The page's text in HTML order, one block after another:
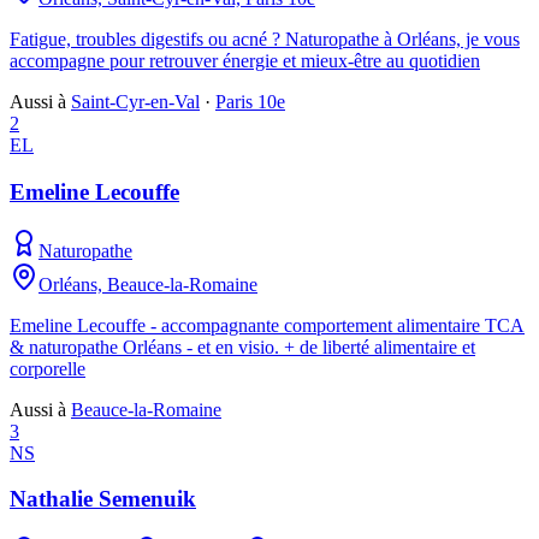
Fatigue, troubles digestifs ou acné ? Naturopathe à Orléans, je vous
accompagne pour retrouver énergie et mieux-être au quotidien
Aussi à Saint-Cyr-en-Val · Paris 10e
2
EL
Emeline Lecouffe
Naturopathe
Orléans, Beauce-la-Romaine
Emeline Lecouffe - accompagnante comportement alimentaire TCA
& naturopathe Orléans - et en visio. + de liberté alimentaire et
corporelle
Aussi à Beauce-la-Romaine
3
NS
Nathalie Semenuik